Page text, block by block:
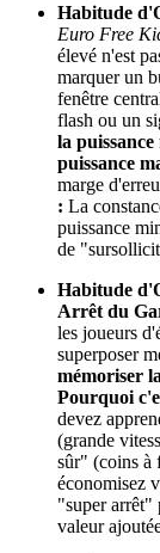
Habitude
Euro Free
élevé n'est
marquer un
fenêtre
flash ou un
la
puissance
marge
: La
puissance
de
Habitude
Arrêt du
les joueurs
superposer
mémoriser
Pourquoi
devez
(grande
sûr" (coins à
économisez
"super arrêt"
valeur